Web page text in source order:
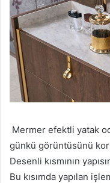
Mermer efektli yatak
günkü görüntüsünü
Desenli kısmının
Bu kısımda yapılan